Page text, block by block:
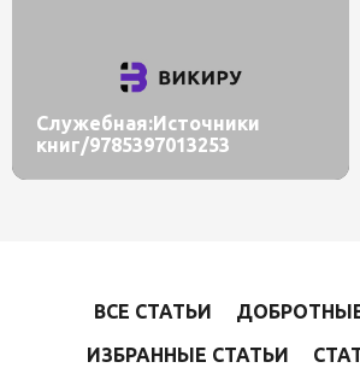
Служебная:Источники
книг/9785397013253
ВСЕ СТАТЬИ
ИЗБРАННЫЕ СТАТЬИ